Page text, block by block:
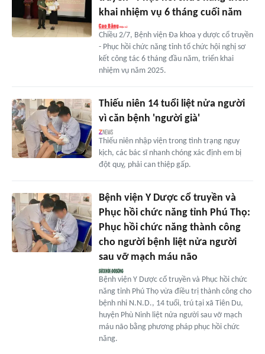
khai nhiệm vụ 6 tháng cuối năm
Chiều 2/7, Bệnh viện Đa khoa y dược cổ truyền
- Phục hồi chức năng tỉnh tổ chức hội nghị sơ
kết công tác 6 tháng đầu năm, triển khai
nhiệm vụ năm 2025.
Thiếu niên 14 tuổi liệt nửa người
vì căn bệnh 'người già'
Thiếu niên nhập viện trong tình trạng nguy
kịch, các bác sĩ nhanh chóng xác định em bị
đột quỵ, phải can thiệp gấp.
Bệnh viện Y Dược cổ truyền và
Phục hồi chức năng tỉnh Phú Thọ:
Phục hồi chức năng thành công
cho người bệnh liệt nửa người
sau vỡ mạch máu não
Bệnh viện Y Dược cổ truyền và Phục hồi chức
năng tỉnh Phú Thọ vừa điều trị thành công cho
bệnh nhi N.N.D., 14 tuổi, trú tại xã Tiên Du,
huyện Phù Ninh liệt nửa người sau vỡ mạch
máu não bằng phương pháp phục hồi chức
năng.